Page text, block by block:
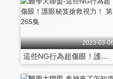
2023-03-
這些NG行為超傷眼！護眼秘笈搶救視力！ 第265集